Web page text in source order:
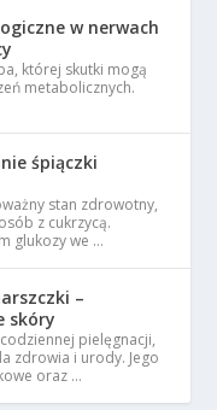
w nerwach
której skutki mogą
metabolicznych.
śpiączki
stan zdrowotny,
z cukrzycą.
glukozy we …
–
skóry
pielęgnacji,
zdrowia i urody. Jego
oraz …